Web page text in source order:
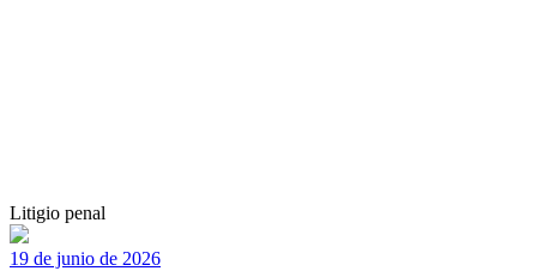
Litigio penal
19 de junio de 2026